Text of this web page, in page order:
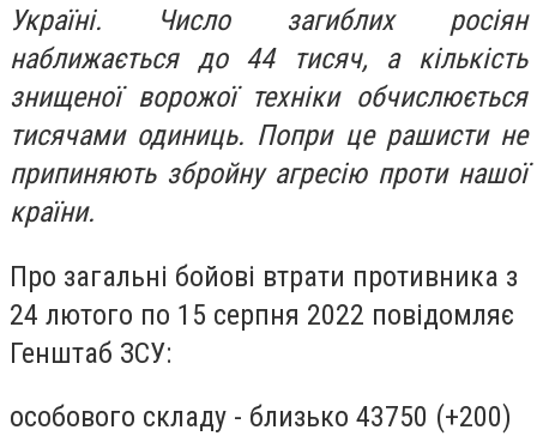
Україні. Число загиблих росіян
наближається до 44 тисяч, а кількість
знищеної ворожої техніки обчислюється
тисячами одиниць. Попри це рашисти не
припиняють збройну агресію проти нашої
країни.
Про загальні бойові втрати противника з
24 лютого по 15 серпня 2022 повідомляє
Генштаб ЗСУ:
особового складу - близько 43750 (+200)